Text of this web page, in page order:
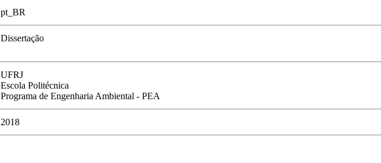
pt_BR
Dissertação
UFRJ
Escola Politécnica
Programa de Engenharia Ambiental - PEA
2018